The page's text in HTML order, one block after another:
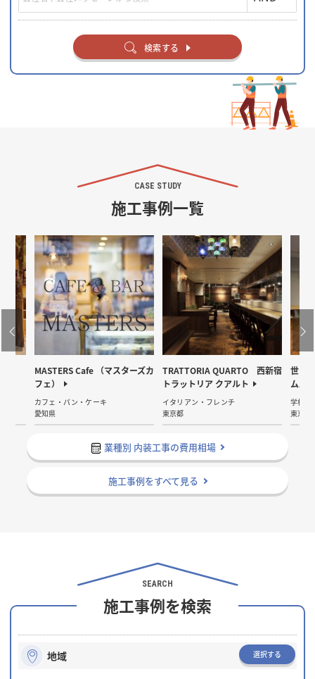
検索する
CASE STUDY
施工事例一覧
MASTERS Cafe （マスターズカ
フェ）
カフェ・パン・ケーキ
愛知県
TRATTORIA QUARTO 西新宿
トラットリア クアルト
イタリアン・フレンチ
東京都
世田
ム工事
学校・
東京都
業種別 内装工事の費用相場
施工事例をすべて見る
SEARCH
施工事例を検索
地域 選択する